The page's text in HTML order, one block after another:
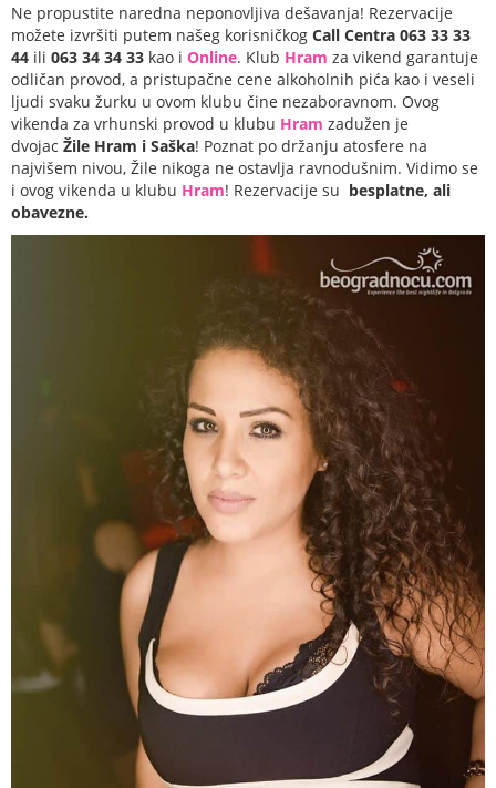
Ne propustite naredna neponovljiva dešavanja! Rezervacije
možete izvršiti putem našeg korisničkog Call Centra 063 33 33
44 ili 063 34 34 33 kao i Online. Klub Hram za vikend garantuje
odličan provod, a pristupačne cene alkoholnih pića kao i veseli
ljudi svaku žurku u ovom klubu čine nezaboravnom. Ovog
vikenda za vrhunski provod u klubu Hram zadužen je
dvojac Žile Hram i Saška! Poznat po držanju atosfere na
najvišem nivou, Žile nikoga ne ostavlja ravnodušnim. Vidimo se
i ovog vikenda u klubu Hram! Rezervacije su besplatne, ali
obavezne.